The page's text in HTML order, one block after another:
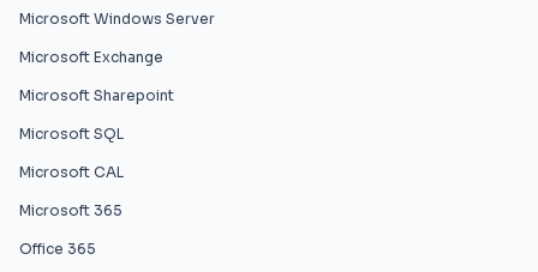
Microsoft Windows Server
Microsoft Exchange
Microsoft Sharepoint
Microsoft SQL
Microsoft CAL
Microsoft 365
Office 365